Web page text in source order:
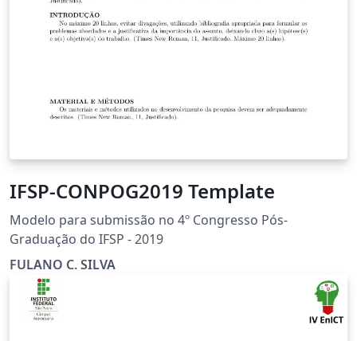
IFSP-CONPOG2019 Template
Modelo para submissão no 4º Congresso Pós-
Graduação do IFSP - 2019
FULANO C. SILVA